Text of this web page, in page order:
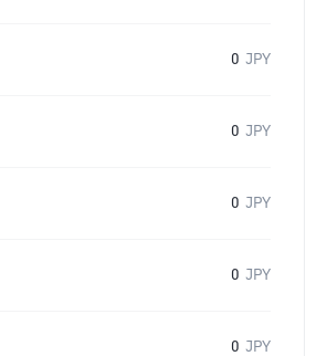
0 JPY
0 JPY
0 JPY
0 JPY
0 JPY